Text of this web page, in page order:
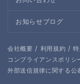
お知らせブログ
会社概要 / 利用規約 /
コンプライアンスポリシ
外部送信規律に関する公